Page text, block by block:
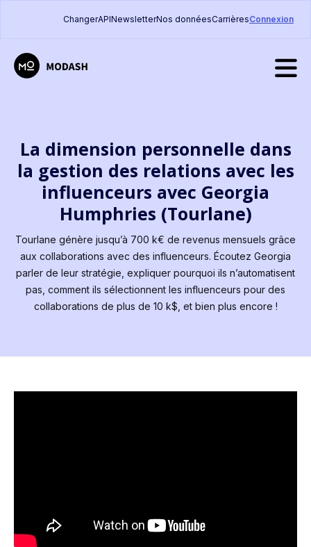
ChangerAPINewsletterNos donnéesCarrièresConnexion
La dimension personnelle dans
la gestion des relations avec les
influenceurs avec Georgia
Humphries (Tourlane)
Tourlane génère jusqu’à 700 k€ de revenus mensuels grâce
aux collaborations avec des influenceurs. Écoutez Georgia
parler de leur stratégie, expliquer pourquoi ils n’automatisent
pas, comment ils sélectionnent les influenceurs pour des
collaborations de plus de 10 k$, et bien plus encore !